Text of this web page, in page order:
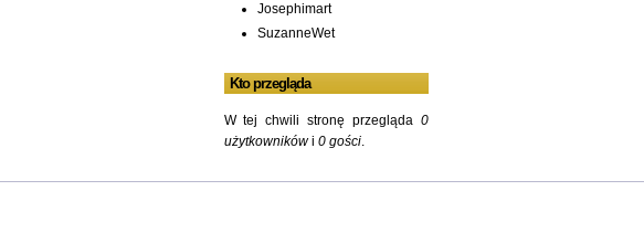
Josephimart
SuzanneWet
Kto przegląda
W tej chwili stronę przegląda 0
użytkownikówi 0 gości.